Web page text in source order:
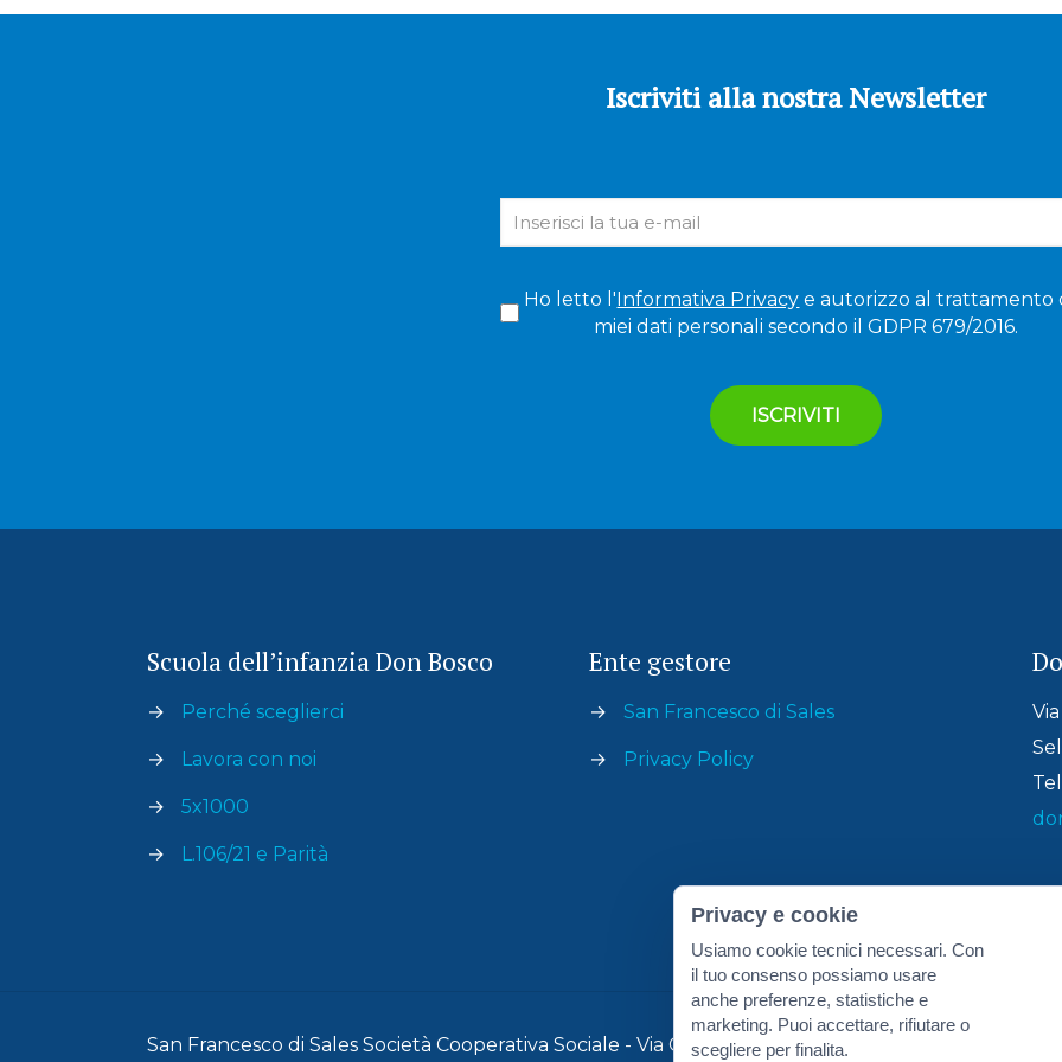
Iscriviti alla nostra Newsletter
Ho letto l'Informativa Privacy e autorizzo al trattamento
miei dati personali secondo il GDPR 679/2016.
Scuola dell’infanzia Don Bosco
→ Perché sceglierci
→ Lavora con noi
→ 5x1000
→ L.106/21 e Parità
Ente gestore
→ San Francesco di Sales
→ Privacy Policy
San Francesco di Sales Società Cooperativa Sociale - Via Cacciatori del Tevere, 6 - 06012 Città di
Privacy e cookie
Usiamo cookie tecnici necessari. Con
il tuo consenso possiamo usare
anche preferenze, statistiche e
marketing. Puoi accettare, rifiutare o
scegliere per finalita.